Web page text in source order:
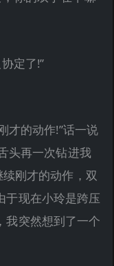
定了!”
才的动作!”话一说
头再一次钻进我
续刚才的动作，双
于现在小玲是跨压
我突然想到了一个